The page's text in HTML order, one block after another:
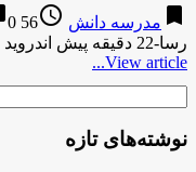
bookmark مدرسه دانش access_time
56 years ago
0
رسا-22 دقیقه پیش اندروید خرم خبر
View article...
نوشته‌های تازه